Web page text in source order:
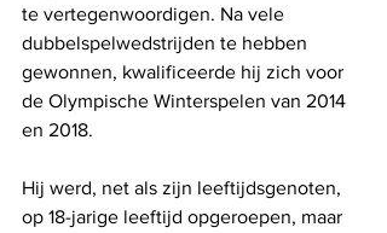
te vertegenwoordigen. Na vele
dubbelspelwedstrijden te hebben
gewonnen, kwalificeerde hij zich voor
de Olympische Winterspelen van 2014
en 2018.
Hij werd, net als zijn leeftijdsgenoten,
op 18-jarige leeftijd opgeroepen, maar